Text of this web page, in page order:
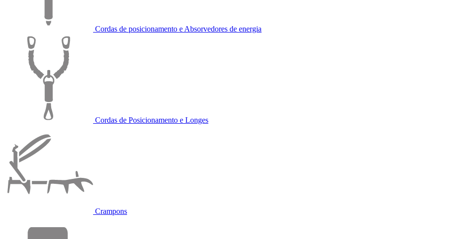
Cordas de posicionamento e Absorvedores de energia
Cordas de Posicionamento e Longes
Crampons